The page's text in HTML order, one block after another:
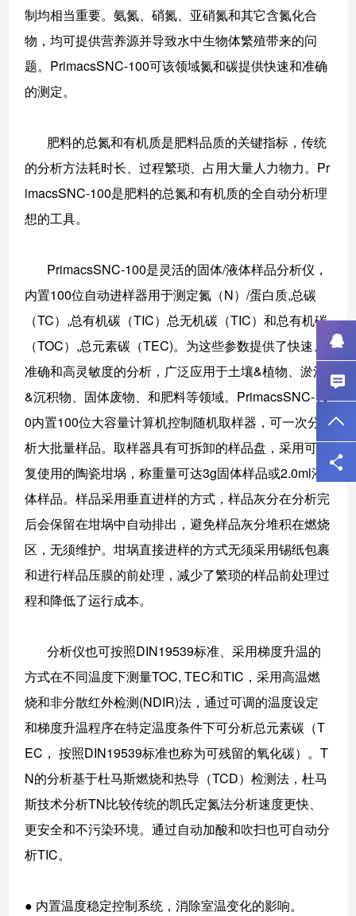
制均相当重要。氨氮、硝氮、亚硝氮和其它含氮化合
物，均可提供营养源并导致水中生物体繁殖带来的问
题。PrimacsSNC-100可该领域氮和碳提供快速和准确
的测定。
肥料的总氮和有机质是肥料品质的关键指标，传统
的分析方法耗时长、过程繁琐、占用大量人力物力。Pr
imacsSNC-100是肥料的总氮和有机质的全自动分析理
想的工具。
PrimacsSNC-100是灵活的固体/液体样品分析仪，
内置100位自动进样器用于测定氮（N）/蛋白质,总碳
（TC）,总有机碳（TIC）总无机碳（TIC）和总有机碳
（TOC）,总元素碳（TEC)。为这些参数提供了快速、
准确和高灵敏度的分析，广泛应用于土壤&植物、淤泥
&沉积物、固体废物、和肥料等领域。 PrimacsSNC-10
0内置100位大容量计算机控制随机取样器，可一次分
析大批量样品。取样器具有可拆卸的样品盘，采用可反
复使用的陶瓷坩埚，称重量可达3g固体样品或2.0ml液
体样品。样品采用垂直进样的方式，样品灰分在分析完
后会保留在坩埚中自动排出，避免样品灰分堆积在燃烧
区，无须维护。坩埚直接进样的方式无须采用锡纸包裹
和进行样品压膜的前处理，减少了繁琐的样品前处理过
程和降低了运行成本。
分析仪也可按照DIN19539标准、采用梯度升温的
方式在不同温度下测量TOC, TEC和TIC，采用高温燃
烧和非分散红外检测(NDIR)法，通过可调的温度设定
和梯度升温程序在特定温度条件下可分析总元素碳（T
EC， 按照DIN19539标准也称为可残留的氧化碳）。T
N的分析基于杜马斯燃烧和热导（TCD）检测法，杜马
斯技术分析TN比较传统的凯氏定氮法分析速度更快、
更安全和不污染环境。通过自动加酸和吹扫也可自动分
析TIC。
● 内置温度稳定控制系统，消除室温变化的影响。